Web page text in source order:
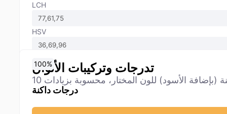
LCH
HSV
تدرجات وتركيبات الألوان
درجات داكنة
0%
10%
20%
30%
40%
50%
60%
70%
80%
90%
100%